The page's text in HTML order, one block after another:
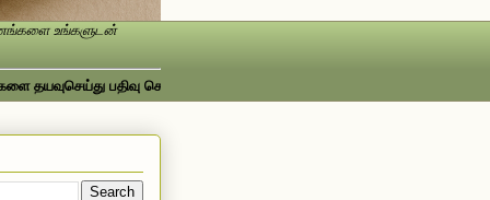
உங்களுடன்
பதிவு செய்யவும்...ஃபேஸ்புக்கில் பார்க்க http://www.facebook.com/